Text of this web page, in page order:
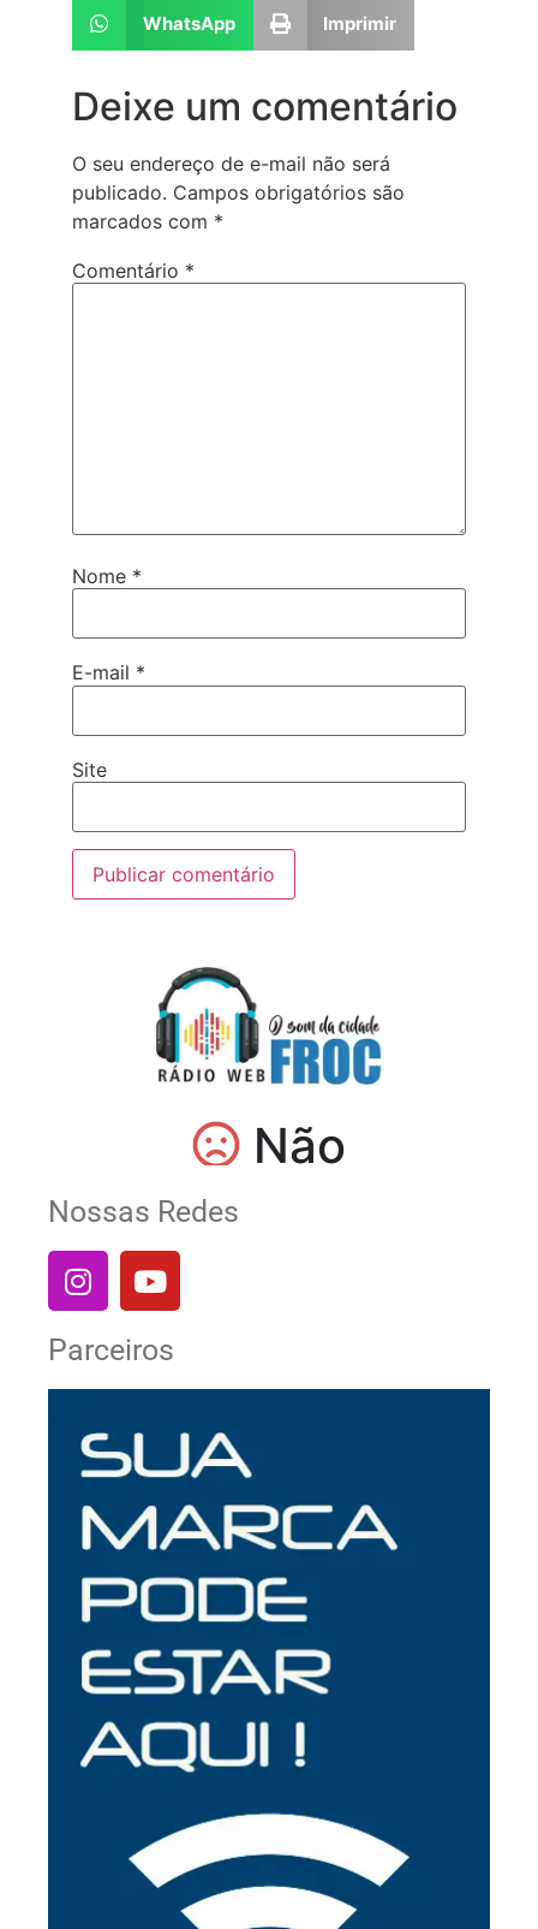
WhatsApp Imprimir
Deixe um comentário
O seu endereço de e-mail não será
publicado. Campos obrigatórios são
marcados com *
Comentário *
Nome *
E-mail *
Site
Nossas Redes
Parceiros